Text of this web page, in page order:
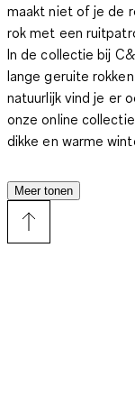
maakt niet of je de
rok met een
In de collectie bij
lange geruite
natuurlijk vind je er
onze online
dikke en warme
Of trek de stoute
combinatie. Geruite
soorten en maten!
Meer tonen